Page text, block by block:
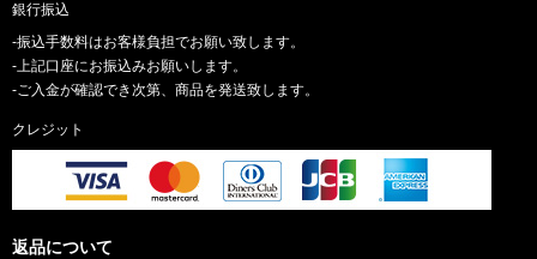
銀行振込
-振込手数料はお客様負担でお願い致します。
-上記口座にお振込みお願いします。
-ご入金が確認でき次第、商品を発送致します。
クレジット
返品について